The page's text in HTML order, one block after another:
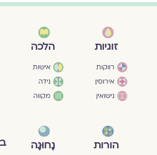
זוגיות
רווקות
אירוסין
נישואין
הלכה
אישות
נידה
מקווה
הורות נָחוּגָה